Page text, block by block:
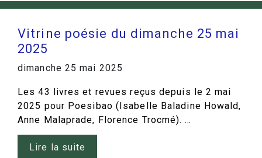
Vitrine poésie du dimanche 25 mai
2025
dimanche 25 mai 2025
Les 43 livres et revues reçus depuis le 2 mai
2025 pour Poesibao (Isabelle Baladine Howald,
Anne Malaprade, Florence Trocmé). …
Lire la suite